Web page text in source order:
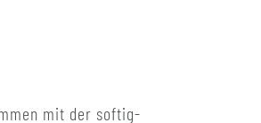
mit der softig-